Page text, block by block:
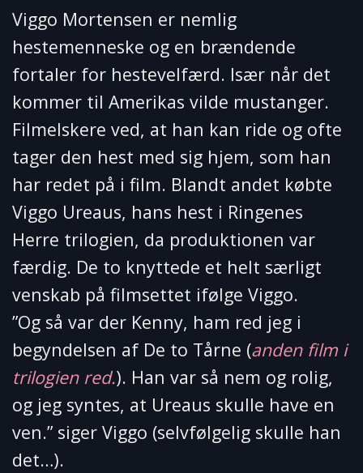
Viggo Mortensen er nemlig
hestemenneske og en brændende
fortaler for hestevelfærd. Især når det
kommer til Amerikas vilde mustanger.
Filmelskere ved, at han kan ride og ofte
tager den hest med sig hjem, som han
har redet på i film. Blandt andet købte
Viggo Ureaus, hans hest i Ringenes
Herre trilogien, da produktionen var
færdig. De to knyttede et helt særligt
venskab på filmsettet ifølge Viggo.
”Og så var der Kenny, ham red jeg i
begyndelsen af De to Tårne (anden film i
trilogien red.). Han var så nem og rolig,
og jeg syntes, at Ureaus skulle have en
ven.” siger Viggo (selvfølgelig skulle han
det…).